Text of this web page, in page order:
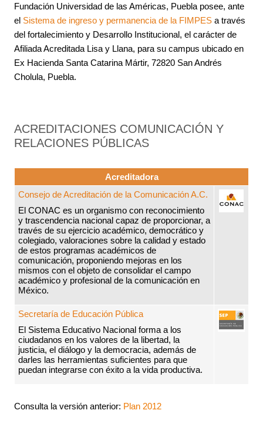
Fundación Universidad de las Américas, Puebla posee, ante
el Sistema de ingreso y permanencia de la FIMPES a través
del fortalecimiento y Desarrollo Institucional, el carácter de
Afiliada Acreditada Lisa y Llana, para su campus ubicado en
Ex Hacienda Santa Catarina Mártir, 72820 San Andrés
Cholula, Puebla.
ACREDITACIONES COMUNICACIÓN Y
RELACIONES PÚBLICAS
Acreditadora
Consejo de Acreditación de la Comunicación A.C.
El CONAC es un organismo con reconocimiento
y trascendencia nacional capaz de proporcionar, a
través de su ejercicio académico, democrático y
colegiado, valoraciones sobre la calidad y estado
de estos programas académicos de
comunicación, proponiendo mejoras en los
mismos con el objeto de consolidar el campo
académico y profesional de la comunicación en
México.
Secretaría de Educación Pública
El Sistema Educativo Nacional forma a los
ciudadanos en los valores de la libertad, la
justicia, el diálogo y la democracia, además de
darles las herramientas suficientes para que
puedan integrarse con éxito a la vida productiva.
Consulta la versión anterior: Plan 2012